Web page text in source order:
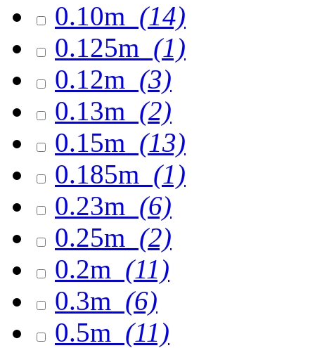
0.10m (14)
0.125m (1)
0.12m (3)
0.13m (2)
0.15m (13)
0.185m (1)
0.23m (6)
0.25m (2)
0.2m (11)
0.3m (6)
0.5m (11)